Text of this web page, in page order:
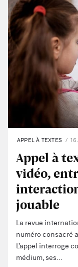
APPEL À TEXTES 16
Appel à
vidéo,
jouable
La revue
numéro consacré
L’appel interroge
médium, ses